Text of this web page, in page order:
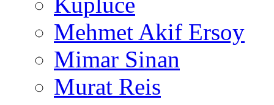
Mehmet Akif Ersoy
Mimar Sinan
Murat Reis